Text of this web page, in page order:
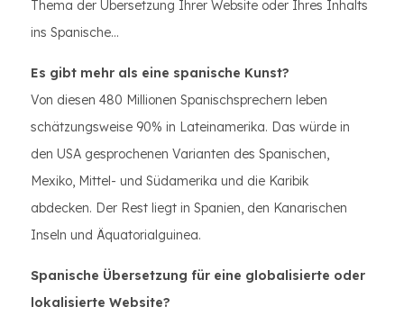
Thema der Übersetzung Ihrer Website oder Ihres Inhalts
ins Spanische...
Es gibt mehr als eine spanische Kunst?
Von diesen 480 Millionen Spanischsprechern leben
schätzungsweise 90% in Lateinamerika. Das würde in
den USA gesprochenen Varianten des Spanischen,
Mexiko, Mittel- und Südamerika und die Karibik
abdecken. Der Rest liegt in Spanien, den Kanarischen
Inseln und Äquatorialguinea.
Spanische Übersetzung für eine globalisierte oder
lokalisierte Website?